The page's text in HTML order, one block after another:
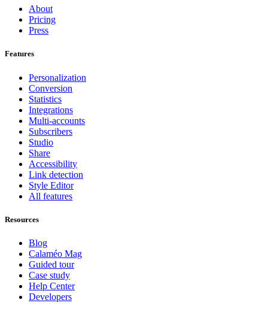
About
Pricing
Press
Features
Personalization
Conversion
Statistics
Integrations
Multi-accounts
Subscribers
Studio
Share
Accessibility
Link detection
Style Editor
All features
Resources
Blog
Calaméo Mag
Guided tour
Case study
Help Center
Developers